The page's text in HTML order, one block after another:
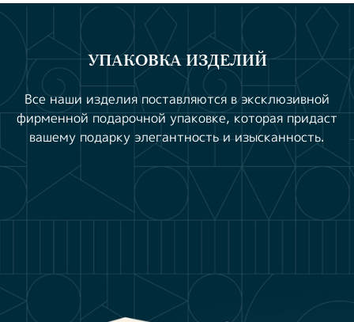
УПАКОВКА ИЗДЕЛИЙ
Все наши изделия поставляются в эксклюзивной
фирменной подарочной упаковке, которая придаст
вашему подарку элегантность и изысканность.